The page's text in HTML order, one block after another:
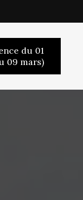
du 01
09 mars)